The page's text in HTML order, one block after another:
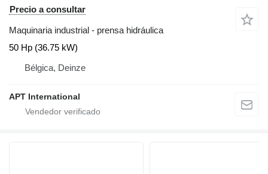
Precio a consultar
Maquinaria industrial - prensa hidráulica
50 Hp (36.75 kW)
Bélgica, Deinze
APT International